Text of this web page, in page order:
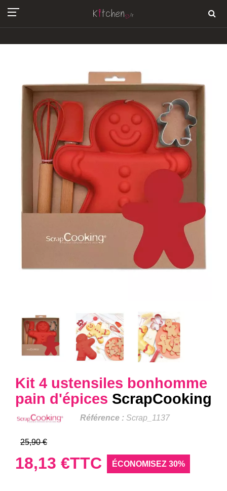
Kit 4 ustensiles bonhomme
pain d'épices ScrapCooking
Référence : Scrap_1137
25,90 €
18,13 €TTC ÉCONOMISEZ 30%